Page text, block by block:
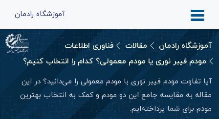
آموزشگاه رادمان
آموزشگاه رادمان مقالات
فناوری اطلاعات
مودم فیبر نوری یا مودم معمولی؟ کدام را انتخاب کنیم؟
آیا تفاوت مودم فیبر نوری با مودم معمولی را می‌دانید؟ در این
مقاله به مقایسه جامع این دو مودم و کمک به انتخاب بهترین
مودم برای شما پرداخته‌ایم.